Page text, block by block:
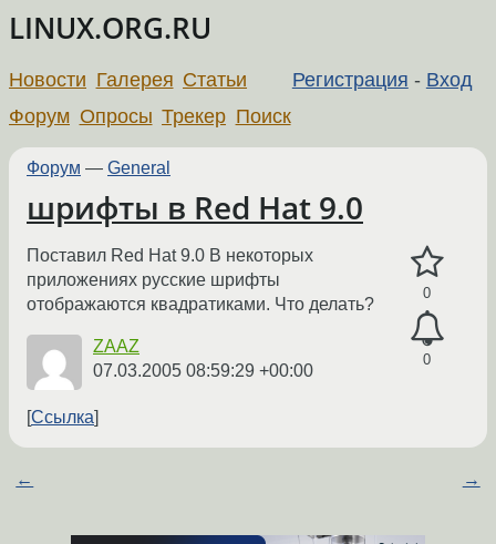
LINUX.ORG.RU
Регистрация - Вход
Новости Галерея Статьи
Форум Опросы Трекер Поиск
Форум — General
шрифты в Red Hat 9.0
0
0
Поставил Red Hat 9.0 В некоторых
приложениях русские шрифты
отображаются квадратиками. Что делать?
ZAAZ
07.03.2005 08:59:29 +00:00
Ссылка
← →